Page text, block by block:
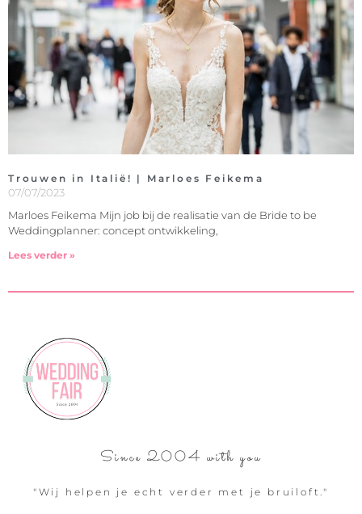
Trouwen in Italië! | Marloes Feikema
07/07/2023
Marloes Feikema Mijn job bij de realisatie van de Bride to be
Weddingplanner: concept ontwikkeling,
Lees verder »
Since 2004 with you
"Wij helpen je echt verder met je bruiloft."